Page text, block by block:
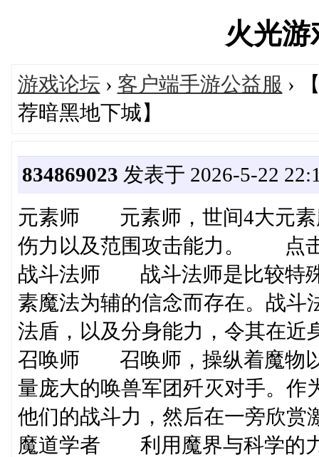
火光
游戏论坛 › 客户端手游公益服 ›
荐暗黑地下城】
834869023 发表于 2026-5-22
元素师 元素师，世间4大元素
伤力以及范围攻击能力。 点
战斗法师 战斗法师是比较特殊
素魔法为辅的信念而存在。战斗
法盾，以及分身能力，令其在
召唤师 召唤师，操纵着魔物以
量庞大的唤兽军团歼灭对手。作
他们的战斗力，然后在一旁欣
魔道学者 利用魔界与科学的